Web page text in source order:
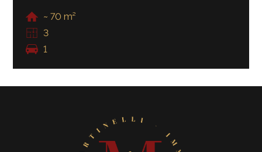
~ 70 m²
3
1